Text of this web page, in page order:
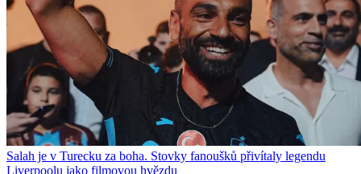
Salah je v Turecku za boha. Stovky fanoušků přivítaly legendu
Liverpoolu jako filmovou hvězdu